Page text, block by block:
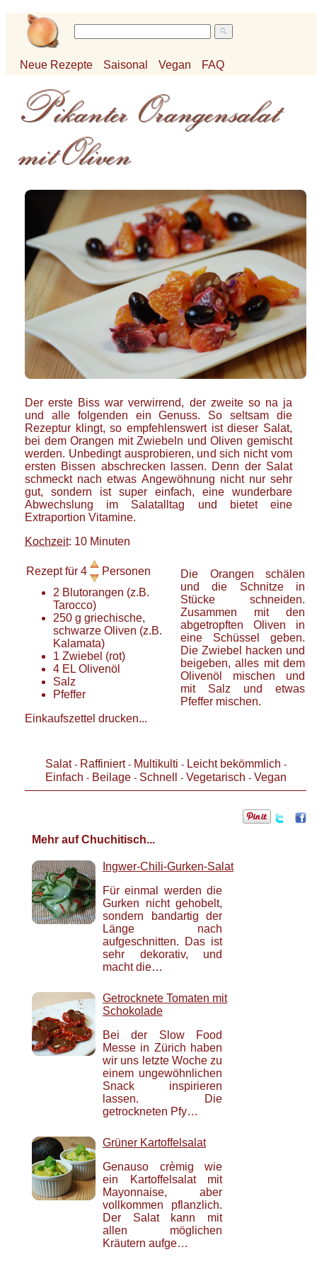
Neue Rezepte Saisonal Vegan FAQ
Der erste Biss war verwirrend, der zweite so na ja
und alle folgenden ein Genuss. So seltsam die
Rezeptur klingt, so empfehlenswert ist dieser Salat,
bei dem Orangen mit Zwiebeln und Oliven gemischt
werden. Unbedingt ausprobieren, und sich nicht vom
ersten Bissen abschrecken lassen. Denn der Salat
schmeckt nach etwas Angewöhnung nicht nur sehr
gut, sondern ist super einfach, eine wunderbare
Abwechslung im Salatalltag und bietet eine
Extraportion Vitamine.
Kochzeit: 10 Minuten
Rezept für 4
Personen
2 Blutorangen (z.B.
Tarocco)
250 g griechische,
schwarze Oliven (z.B.
Kalamata)
1 Zwiebel (rot)
4 EL Olivenöl
Salz
Pfeffer
Einkaufszettel drucken...
Die Orangen schälen
und die Schnitze in
Stücke schneiden.
Zusammen mit den
abgetropften Oliven in
eine Schüssel geben.
Die Zwiebel hacken und
beigeben, alles mit dem
Olivenöl mischen und
mit Salz und etwas
Pfeffer mischen.
Salat- Raffiniert- Multikulti - Leicht bekömmlich -
Einfach - Beilage- Schnell - Vegetarisch - Vegan
Mehr auf Chuchitisch...
Ingwer-Chili-Gurken-Salat
Für einmal werden die
Gurken nicht gehobelt,
sondern bandartig der
Länge nach
aufgeschnitten. Das ist
sehr dekorativ, und
macht die…
Getrocknete Tomaten mit
Schokolade
Bei der Slow Food
Messe in Zürich haben
wir uns letzte Woche zu
einem ungewöhnlichen
Snack inspirieren
lassen. Die
getrockneten Pfy…
Grüner Kartoffelsalat
Genauso crèmig wie
ein Kartoffelsalat mit
Mayonnaise, aber
vollkommen pflanzlich.
Der Salat kann mit
allen möglichen
Kräutern aufge…